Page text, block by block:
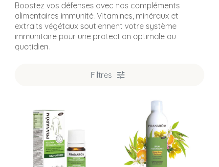
Boostez vos défenses avec nos compléments
alimentaires immunité. Vitamines, minéraux et
extraits végétaux soutiennent votre système
immunitaire pour une protection optimale au
quotidien.
Filtres